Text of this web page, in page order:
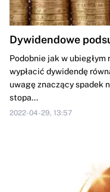
Dywidendowe
Podobnie jak w ubiegłym
wypłacić dywidendę
uwagę znaczący spadek
stopa...
2022-04-29, 13:57